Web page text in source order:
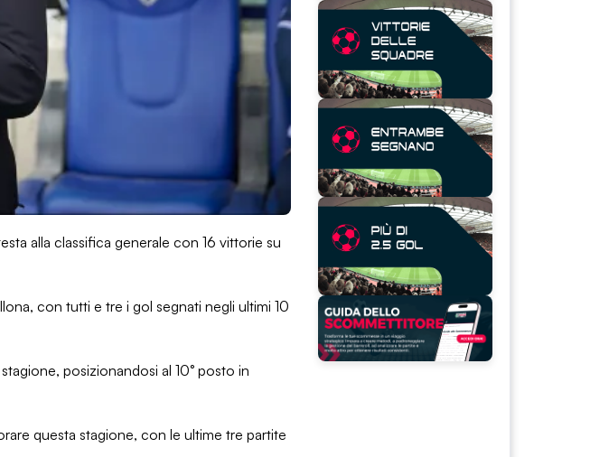
alla classifica generale con 16 vittorie su
​​con tutti e tre i gol segnati negli ultimi 10
posizionandosi al 10° posto in
questa stagione, con le ultime tre partite